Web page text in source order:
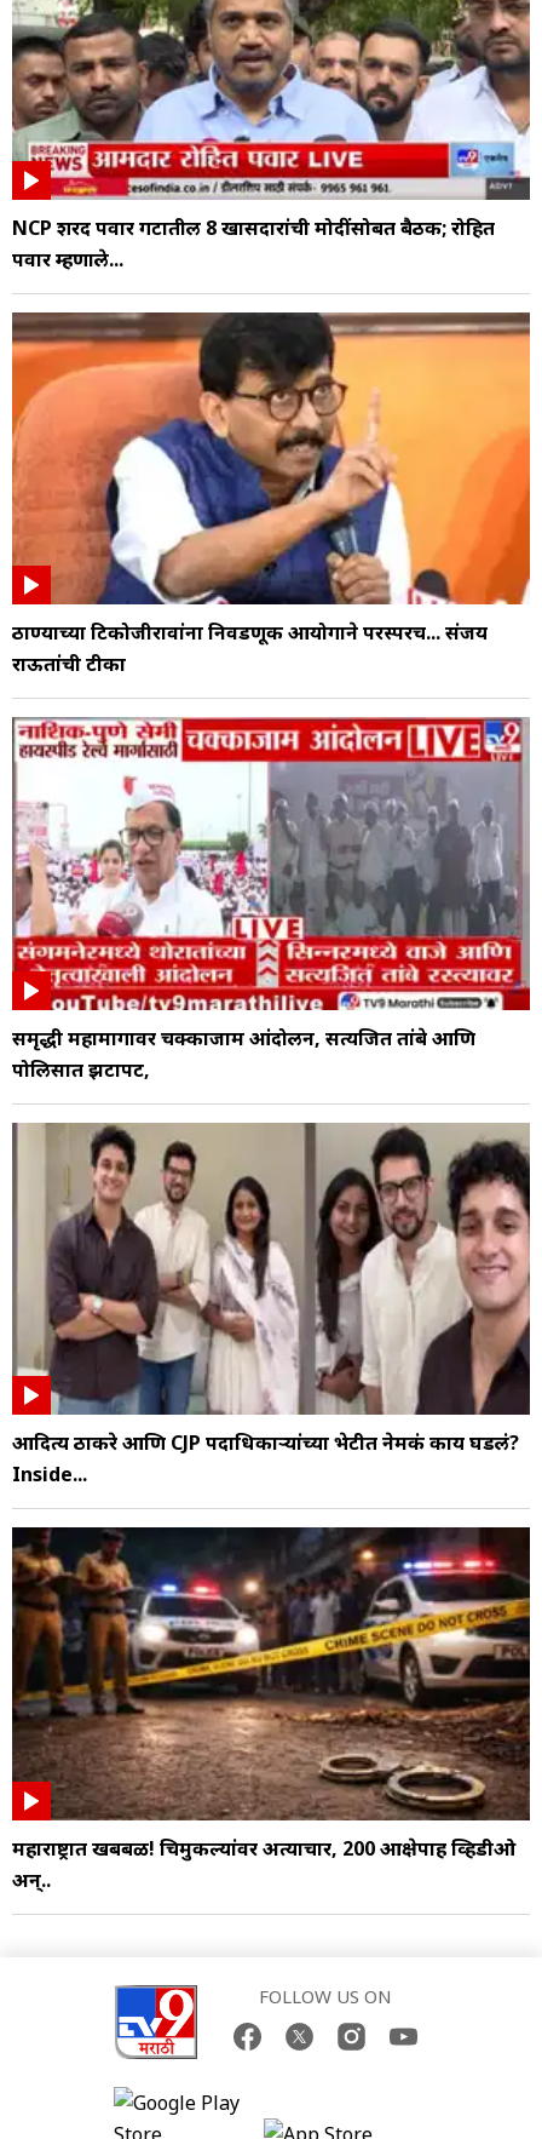
NCP शरद पवार गटातील 8 खासदारांची मोदींसोबत बैठक; रोहित
पवार म्हणाले...
ठाण्याच्या टिकोजीरावांना निवडणूक आयोगाने परस्परच... संजय
राऊतांची टीका
समृद्धी महामार्गावर चक्काजाम आंदोलन, सत्यजित तांबे आणि
पोलिसात झटापट,
आदित्य ठाकरे आणि CJP पदाधिकाऱ्यांच्या भेटीत नेमकं काय घडलं?
Inside...
महाराष्ट्रात खबबळ! चिमुकल्यांवर अत्याचार, 200 आक्षेपार्ह व्हिडीओ
अन्..
FOLLOW US ON